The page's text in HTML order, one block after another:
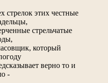
стрелок этих честные
стрельчатые
который
верно то и
-